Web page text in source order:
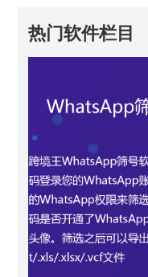
热门软件栏目